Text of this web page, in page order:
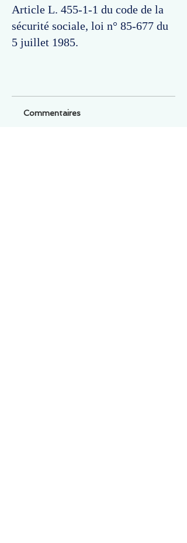
Article L. 455-1-1 du code de la
sécurité sociale, loi n° 85-677 du
5 juillet 1985.
Commentaires